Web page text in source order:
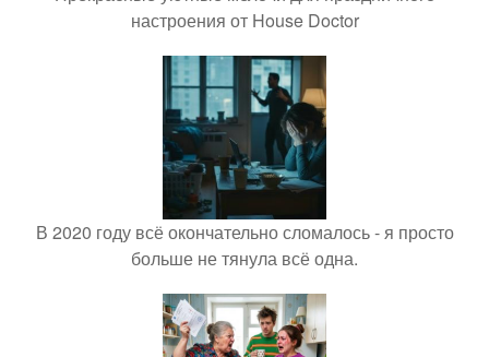
настроения от House Doctor
В 2020 году всё окончательно сломалось - я просто
больше не тянула всё одна.